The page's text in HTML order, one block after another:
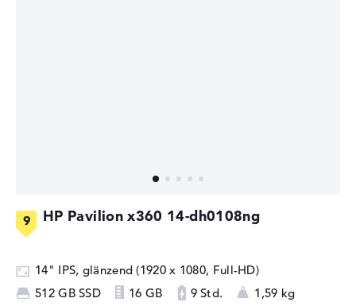
HP Pavilion x360 14-dh0108ng
14" IPS, glänzend (1920 x 1080, Full-HD)
512 GB SSD
16 GB 9 Std. 1,59 kg